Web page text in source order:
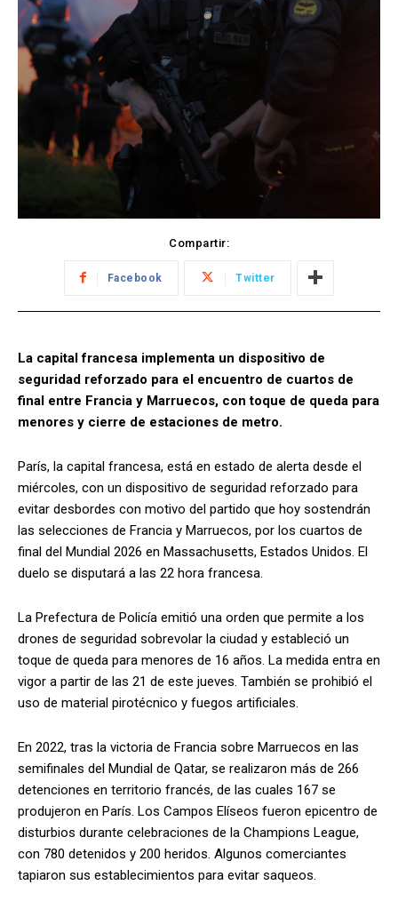
Compartir:
Facebook Twitter
La capital francesa implementa un dispositivo de
seguridad reforzado para el encuentro de cuartos de
final entre Francia y Marruecos, con toque de queda para
menores y cierre de estaciones de metro.
París, la capital francesa, está en estado de alerta desde el
miércoles, con un dispositivo de seguridad reforzado para
evitar desbordes con motivo del partido que hoy sostendrán
las selecciones de Francia y Marruecos, por los cuartos de
final del Mundial 2026 en Massachusetts, Estados Unidos. El
duelo se disputará a las 22 hora francesa.
La Prefectura de Policía emitió una orden que permite a los
drones de seguridad sobrevolar la ciudad y estableció un
toque de queda para menores de 16 años. La medida entra en
vigor a partir de las 21 de este jueves. También se prohibió el
uso de material pirotécnico y fuegos artificiales.
En 2022, tras la victoria de Francia sobre Marruecos en las
semifinales del Mundial de Qatar, se realizaron más de 266
detenciones en territorio francés, de las cuales 167 se
produjeron en París. Los Campos Elíseos fueron epicentro de
disturbios durante celebraciones de la Champions League,
con 780 detenidos y 200 heridos. Algunos comerciantes
tapiaron sus establecimientos para evitar saqueos.